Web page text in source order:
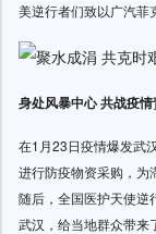
美逆行者们致以广汽菲
身处风暴中心 共战疫
在1月23日疫情爆发武
进行防疫物资采购，为
随后，全国医护天使逆
武汉，给当地群众带来